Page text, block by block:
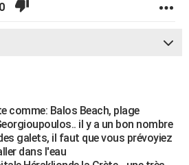
0
comme: Balos Beach, plage
il y a un bon nombre
galets, il faut que vous prévoyiez
dans l'eau